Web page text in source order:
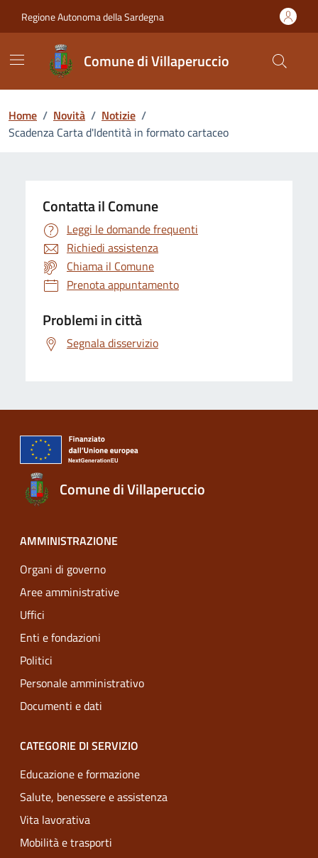
Regione Autonoma della Sardegna
Comune di Villaperuccio
Home / Novità / Notizie /
Scadenza Carta d'Identità in formato cartaceo
Contatta il Comune
Leggi le domande frequenti
Richiedi assistenza
Chiama il Comune
Prenota appuntamento
Problemi in città
Segnala disservizio
Comune di Villaperuccio
AMMINISTRAZIONE
Organi di governo
Aree amministrative
Uffici
Enti e fondazioni
Politici
Personale amministrativo
Documenti e dati
CATEGORIE DI SERVIZIO
Educazione e formazione
Salute, benessere e assistenza
Vita lavorativa
Mobilità e trasporti